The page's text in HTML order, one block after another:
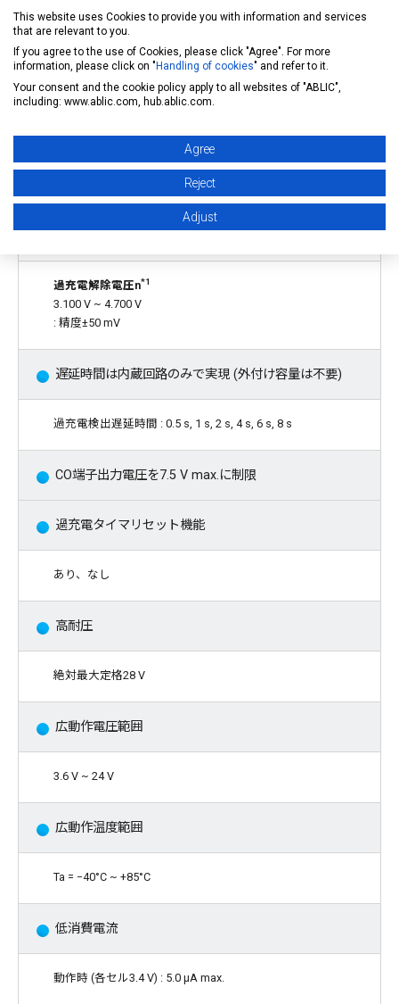
イオン二次電池パックを保護することができます。
特長
3.500 V ~ 4.700 V (5 mVステップ)
: 精度±25 mV (Ta = −10°C ~ +60°C)
過充電解除電圧n*1
3.100 V ~ 4.700 V
: 精度±50 mV
遅延時間は内蔵回路のみで実現 (外付け容量は不要)
過充電検出遅延時間 : 0.5 s, 1 s, 2 s, 4 s, 6 s, 8 s
CO端子出力電圧を7.5 V max.に制限
過充電タイマリセット機能
あり、なし
高耐圧
絶対最大定格28 V
広動作電圧範囲
3.6 V ~ 24 V
広動作温度範囲
Ta = −40°C ~ +85°C
低消費電流
動作時 (各セル3.4 V) : 5.0 μA max.
This website uses Cookies to provide you with information and services
that are relevant to you.
If you agree to the use of Cookies, please click "Agree". For more
information, please click on "Handling of cookies" and refer to it.
Your consent and the cookie policy apply to all websites of "ABLIC",
including: www.ablic.com, hub.ablic.com.
Agree
Reject
Adjust